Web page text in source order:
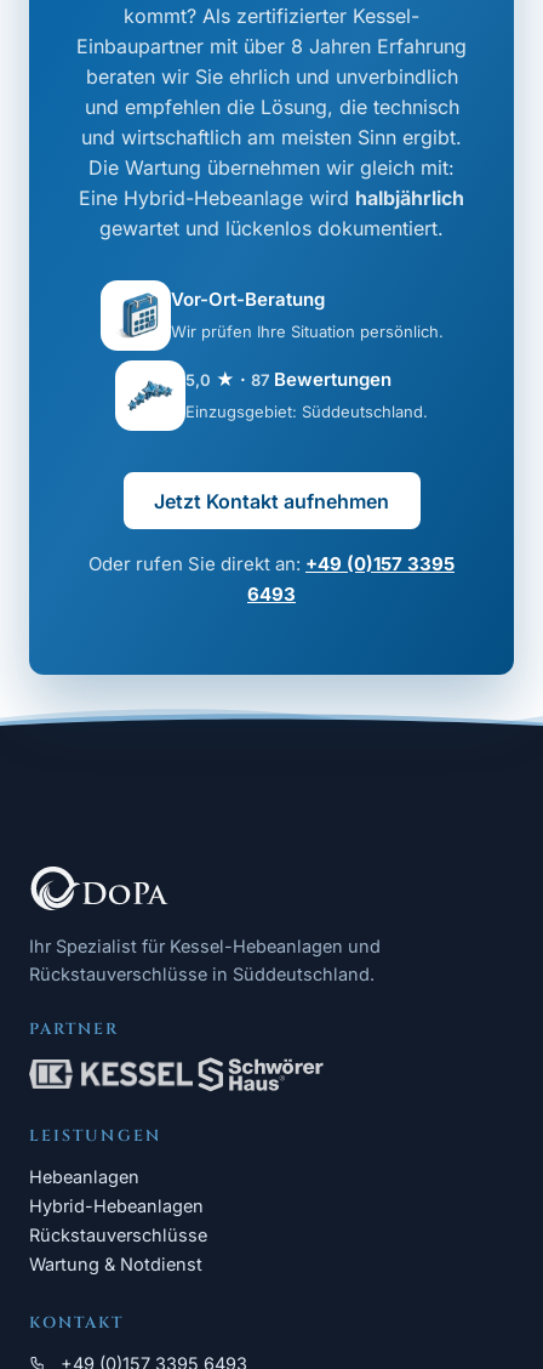
kommt? Als zertifizierter Kessel-
Einbaupartner mit über 8 Jahren Erfahrung
beraten wir Sie ehrlich und unverbindlich
und empfehlen die Lösung, die technisch
und wirtschaftlich am meisten Sinn ergibt.
Die Wartung übernehmen wir gleich mit:
Eine Hybrid-Hebeanlage wird halbjährlich
gewartet und lückenlos dokumentiert.
Vor-Ort-Beratung
Wir prüfen Ihre Situation persönlich.
5,0 ★ · 87 Bewertungen
Einzugsgebiet: Süddeutschland.
Jetzt Kontakt aufnehmen
Oder rufen Sie direkt an: +49 (0)157 3395
6493
Ihr Spezialist für Kessel-Hebeanlagen und
Rückstauverschlüsse in Süddeutschland.
PARTNER
LEISTUNGEN
Hebeanlagen
Hybrid-Hebeanlagen
Rückstauverschlüsse
Wartung & Notdienst
KONTAKT
+49 (0)157 3395 6493